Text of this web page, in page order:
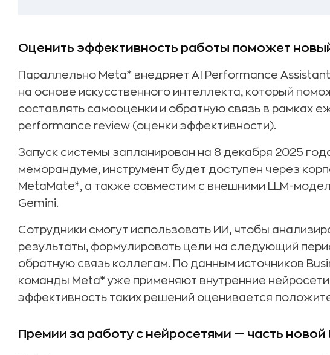
Оценить эффективность работы поможет
Параллельно Meta* внедряет AI Performance
на основе искусственного интеллекта, который
составлять самооценки и обратную связь в рамках
performance review (оценки эффективности).
Запуск системы запланирован на 8 декабря 2025
меморандуме, инструмент будет доступен через
MetaMate*, а также совместим с внешними LLM-
Gemini.
Сотрудники смогут использовать ИИ, чтобы
результаты, формулировать цели на следующий
обратную связь коллегам. По данным источников
команды Meta* уже применяют внутренние
эффективность таких решений оценивается
Премии за работу с нейросетями — часть